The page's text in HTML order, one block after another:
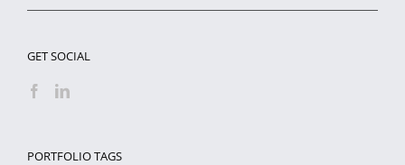
GET SOCIAL
PORTFOLIO TAGS